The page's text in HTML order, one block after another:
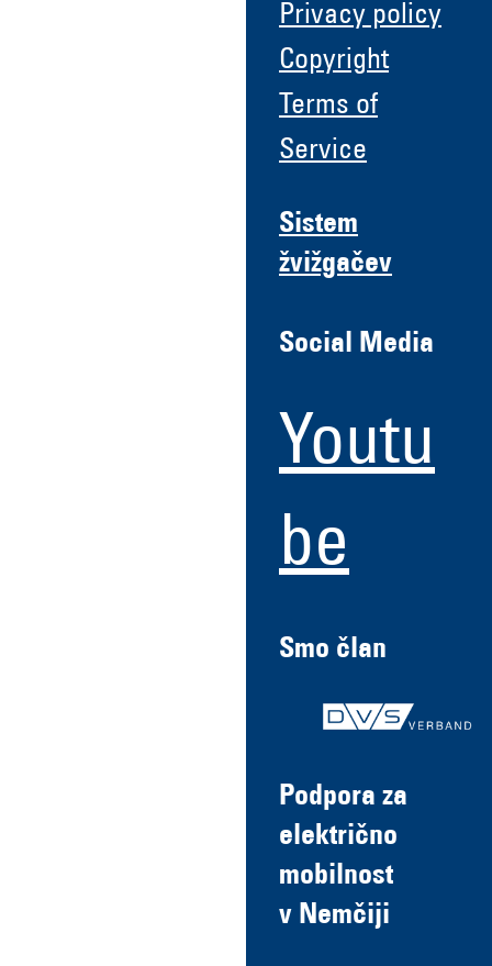
Privacy policy
Copyright
Terms of
Service
Sistem
žvižgačev
Social Media
Youtu
be
Smo član
Podpora za
električno
mobilnost
v Nemčiji